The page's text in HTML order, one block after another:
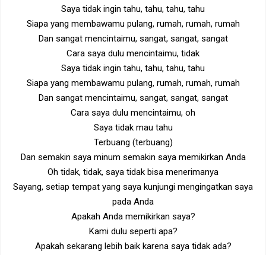
Saya tidak ingin tahu, tahu, tahu, tahu
Siapa yang membawamu pulang, rumah, rumah, rumah
Dan sangat mencintaimu, sangat, sangat, sangat
Cara saya dulu mencintaimu, tidak
Saya tidak ingin tahu, tahu, tahu, tahu
Siapa yang membawamu pulang, rumah, rumah, rumah
Dan sangat mencintaimu, sangat, sangat, sangat
Cara saya dulu mencintaimu, oh
Saya tidak mau tahu
Terbuang (terbuang)
Dan semakin saya minum semakin saya memikirkan Anda
Oh tidak, tidak, saya tidak bisa menerimanya
Sayang, setiap tempat yang saya kunjungi mengingatkan saya
pada Anda
Apakah Anda memikirkan saya?
Kami dulu seperti apa?
Apakah sekarang lebih baik karena saya tidak ada?